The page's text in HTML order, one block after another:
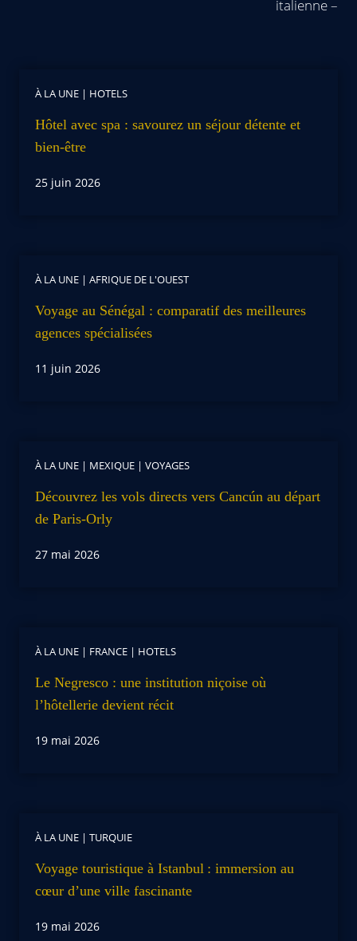
italienne –
À LA UNE | HOTELS
Hôtel avec spa : savourez un séjour détente et
bien-être
25 juin 2026
À LA UNE | AFRIQUE DE L'OUEST
Voyage au Sénégal : comparatif des meilleures
agences spécialisées
11 juin 2026
À LA UNE | MEXIQUE | VOYAGES
Découvrez les vols directs vers Cancún au départ
de Paris-Orly
27 mai 2026
À LA UNE | FRANCE | HOTELS
Le Negresco : une institution niçoise où
l’hôtellerie devient récit
19 mai 2026
À LA UNE | TURQUIE
Voyage touristique à Istanbul : immersion au
cœur d’une ville fascinante
19 mai 2026